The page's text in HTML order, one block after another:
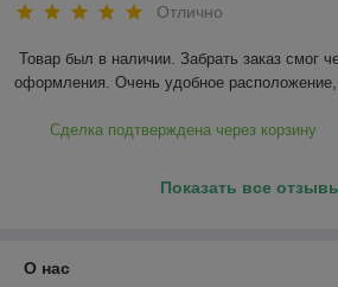
Отлично
Товар был в наличии. Забрать заказ смог
оформления. Очень удобное расположение,
Сделка подтверждена через корзину
Показать все
О нас